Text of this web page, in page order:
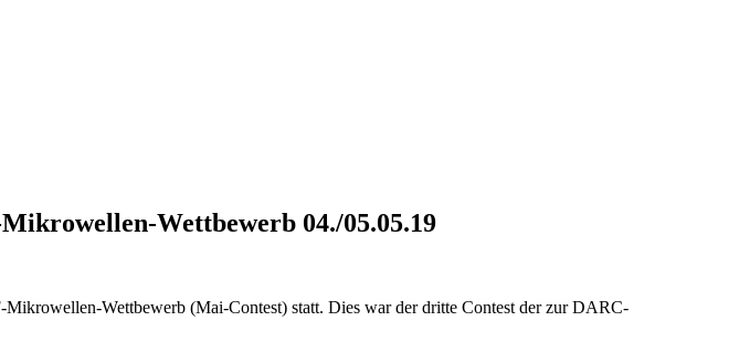
Wettbewerb 04./05.05.19
Wettbewerb (Mai-Contest) statt. Dies war der dritte Contest der zur DARC-